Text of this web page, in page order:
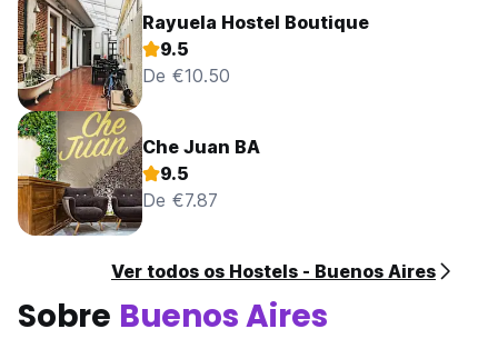
Rayuela Hostel Boutique
9.5
De €10.50
Che Juan BA
9.5
De €7.87
Ver todos os Hostels - Buenos Aires
Sobre Buenos Aires